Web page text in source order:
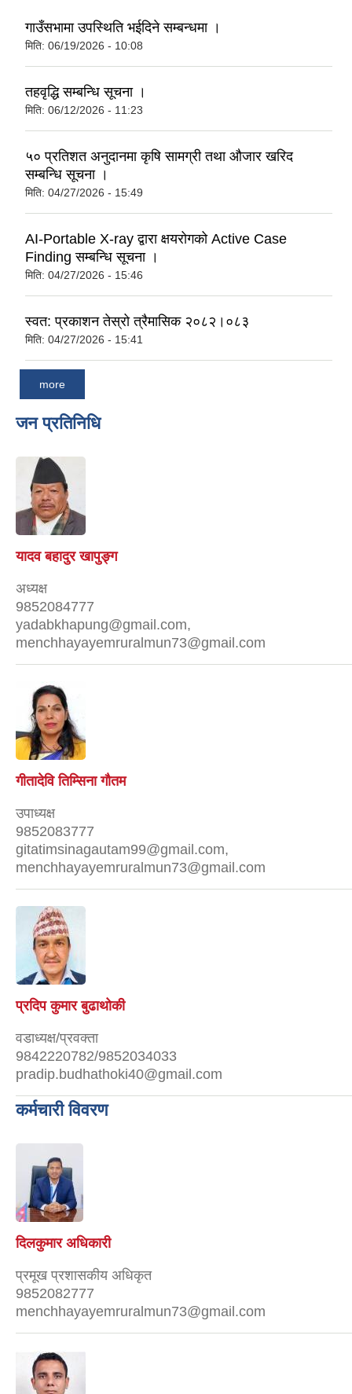
गाउँसभामा उपस्थिति भईदिने सम्बन्धमा ।
मिति: 06/19/2026 - 10:08
तहवृद्धि सम्बन्धि सूचना ।
मिति: 06/12/2026 - 11:23
५० प्रतिशत अनुदानमा कृषि सामग्री तथा औजार खरिद
सम्बन्धि सूचना ।
मिति: 04/27/2026 - 15:49
AI-Portable X-ray द्वारा क्षयरोगको Active Case
Finding सम्बन्धि सूचना ।
मिति: 04/27/2026 - 15:46
स्वत: प्रकाशन तेस्रो त्रैमासिक २०८२।०८३
मिति: 04/27/2026 - 15:41
more
जन प्रतिनिधि
यादव बहादुर खापुङ्ग
अध्यक्ष
9852084777
yadabkhapung@gmail.com,
menchhayayemruralmun73@gmail.com
गीतादेवि तिम्सिना गाैतम
उपाध्यक्ष
9852083777
gitatimsinagautam99@gmail.com,
menchhayayemruralmun73@gmail.com
प्रदिप कुमार बुढाथोकी
वडाध्यक्ष/प्रवक्ता
9842220782/9852034033
pradip.budhathoki40@gmail.com
कर्मचारी विवरण
दिलकुमार अधिकारी
प्रमूख प्रशासकीय अधिकृत
9852082777
menchhayayemruralmun73@gmail.com